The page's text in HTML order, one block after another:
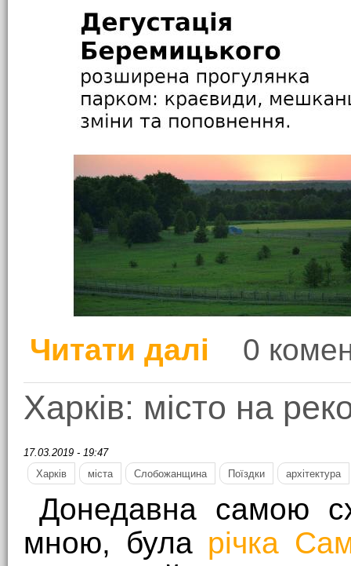
Читати далі про Дегустація
0
Харків: місто на
17.03.2019 - 19:47
Харків
міста Слобожанщина Поїздки архітектура
Донедавна самою
мною, була річка